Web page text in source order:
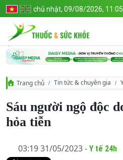
chủ nhật, 09/08/2026,
Trang chủ Tin tức & chuyên gia
Sáu người ngộ độc
hỏa tiễn
03:19 31/05/2023 - Y tế 24h